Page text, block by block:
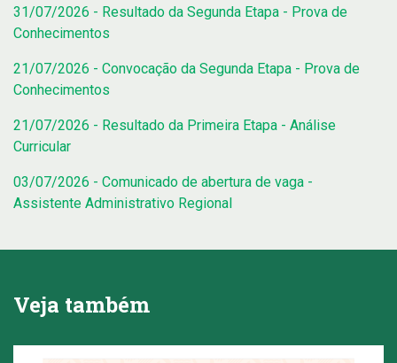
31/07/2026 - Resultado da Segunda Etapa - Prova de
Conhecimentos
21/07/2026 - Convocação da Segunda Etapa - Prova de
Conhecimentos
21/07/2026 - Resultado da Primeira Etapa - Análise
Curricular
03/07/2026 - Comunicado de abertura de vaga -
Assistente Administrativo Regional
Veja também